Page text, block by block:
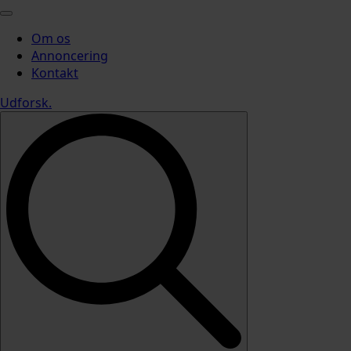
Om os
Annoncering
Kontakt
Udforsk.